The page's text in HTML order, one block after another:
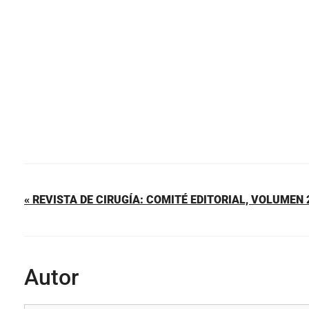
« REVISTA DE CIRUGÍA: COMITÉ EDITORIAL, VOLUMEN
Autor